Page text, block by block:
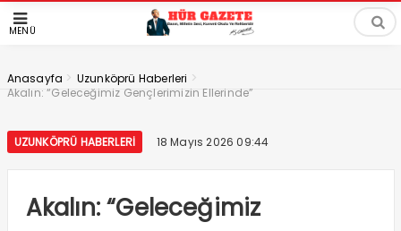
MENÜ
Anasayfa > Uzunköprü Haberleri >
Akalın: “Geleceğimiz Gençlerimizin Ellerinde”
UZUNKÖPRÜ HABERLERI 18 Mayıs 2026 09:44
Akalın: “Geleceğimiz